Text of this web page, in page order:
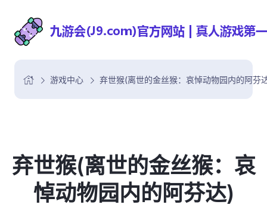
游戏中心 弃世猴(离世的金丝猴：哀悼动物园内的阿芬
弃世猴(离世的金丝猴：哀
悼动物园内的阿芬达)